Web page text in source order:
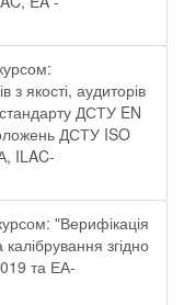
з якості, аудиторів
ДСТУ EN
ДСТУ ISO
ILAC-
"Верифікація
згідно
та ЕА-